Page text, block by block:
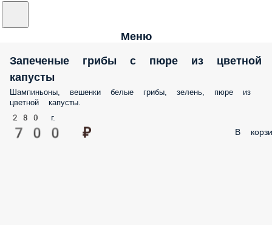
Меню
Запеченые грибы с пюре из цветной
капусты
Шампиньоны, вешенки белые грибы, зелень, пюре из
цветной капусты.
280 г.
700 ₽ В